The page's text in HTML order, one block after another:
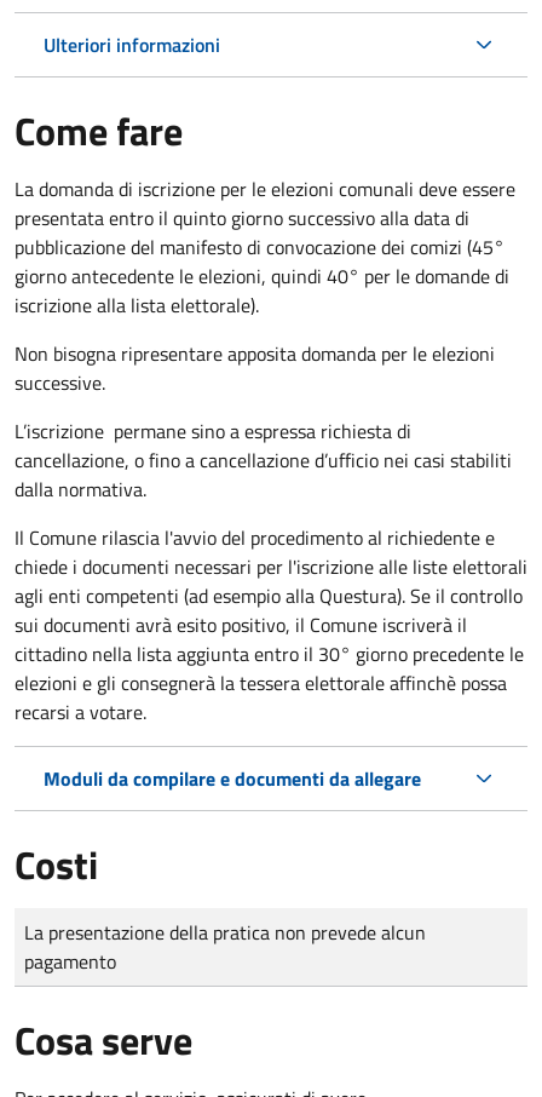
Ulteriori informazioni
Come fare
La domanda di iscrizione per le elezioni comunali deve essere
presentata entro il quinto giorno successivo alla data di
pubblicazione del manifesto di convocazione dei comizi (45°
giorno antecedente le elezioni, quindi 40° per le domande di
iscrizione alla lista elettorale).
Non bisogna ripresentare apposita domanda per le elezioni
successive.
L’iscrizione permane sino a espressa richiesta di
cancellazione, o fino a cancellazione d’ufficio nei casi stabiliti
dalla normativa.
Il Comune rilascia l'avvio del procedimento al richiedente e
chiede i documenti necessari per l'iscrizione alle liste elettorali
agli enti competenti (ad esempio alla Questura). Se il controllo
sui documenti avrà esito positivo, il Comune iscriverà il
cittadino nella lista aggiunta entro il 30° giorno precedente le
elezioni e gli consegnerà la tessera elettorale affinchè possa
recarsi a votare.
Moduli da compilare e documenti da allegare
Costi
Tipo di pagamento
Importo
La presentazione della pratica non prevede alcun
pagamento
Cosa serve